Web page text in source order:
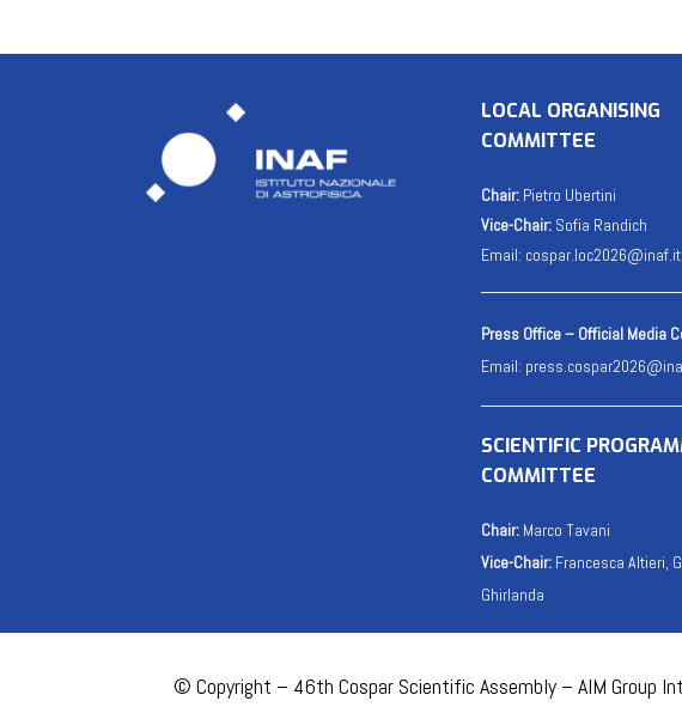
LOCAL ORGANISING
COMMITTEE
Chair: Pietro Ubertini
Vice-Chair: Sofia Randich
Email: cospar.loc2026@inaf.it
Press Office – Official Media
Email:
SCIENTIFIC
COMMITTEE
Chair: Marco Tavani
Vice-Chair: Francesca Altieri,
Ghirlanda
© Copyright – 46th Cospar Scientific Assembly – AIM Group